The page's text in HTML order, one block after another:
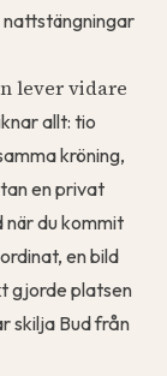
lever vidare
allt: tio
kröning,
en privat
när du kommit
en bild
gjorde platsen
skilja Bud från